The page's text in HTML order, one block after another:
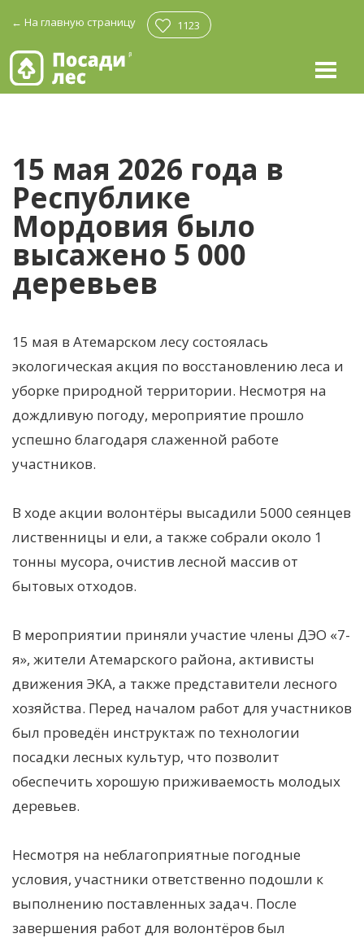
← На главную страницу 1123
15 мая 2026 года в
Республике
Мордовия было
высажено 5 000
деревьев
15 мая в Атемарском лесу состоялась
экологическая акция по восстановлению леса и
уборке природной территории. Несмотря на
дождливую погоду, мероприятие прошло
успешно благодаря слаженной работе
участников.
В ходе акции волонтёры высадили 5000 сеянцев
лиственницы и ели, а также собрали около 1
тонны мусора, очистив лесной массив от
бытовых отходов.
В мероприятии приняли участие члены ДЭО «7-
я», жители Атемарского района, активисты
движения ЭКА, а также представители лесного
хозяйства. Перед началом работ для участников
был проведён инструктаж по технологии
посадки лесных культур, что позволит
обеспечить хорошую приживаемость молодых
деревьев.
Несмотря на неблагоприятные погодные
условия, участники ответственно подошли к
выполнению поставленных задач. После
завершения работ для волонтёров был